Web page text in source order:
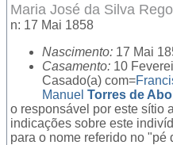
Maria José da Silva Rego
n: 17 Mai 1858
Nascimento: 17 Mai
Casamento: 10
Casado(a) com=
Manuel Torres de
o responsável por este sítio
indicações sobre este
para o nome referido no "pé